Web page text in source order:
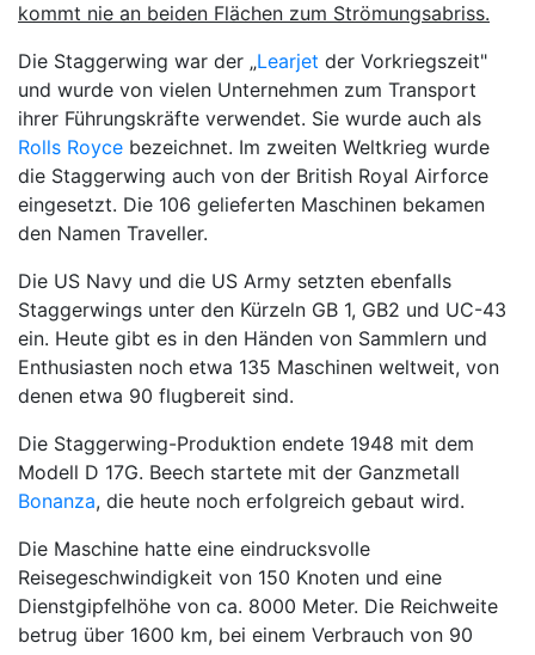
kommt nie an beiden Flächen zum Strömungsabriss.
Die Staggerwing war der „Learjet der Vorkriegszeit"
und wurde von vielen Unternehmen zum Transport
ihrer Führungskräfte verwendet. Sie wurde auch als
Rolls Royce bezeichnet. Im zweiten Weltkrieg wurde
die Staggerwing auch von der British Royal Airforce
eingesetzt. Die 106 gelieferten Maschinen bekamen
den Namen Traveller.
Die US Navy und die US Army setzten ebenfalls
Staggerwings unter den Kürzeln GB 1, GB2 und UC-43
ein. Heute gibt es in den Händen von Sammlern und
Enthusiasten noch etwa 135 Maschinen weltweit, von
denen etwa 90 flugbereit sind.
Die Staggerwing-Produktion endete 1948 mit dem
Modell D 17G. Beech startete mit der Ganzmetall
Bonanza, die heute noch erfolgreich gebaut wird.
Die Maschine hatte eine eindrucksvolle
Reisegeschwindigkeit von 150 Knoten und eine
Dienstgipfelhöhe von ca. 8000 Meter. Die Reichweite
betrug über 1600 km, bei einem Verbrauch von 90